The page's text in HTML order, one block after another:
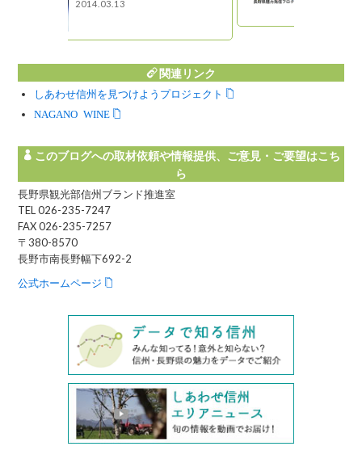
関連リンク
しあわせ信州を見つけようプロジェクト
NAGANO WINE
このブログへの取材依頼や情報提供、ご意見・ご要望はこち
ら
長野県観光部信州ブランド推進室
TEL 026-235-7247
FAX 026-235-7257
〒380-8570
長野市南長野幅下692-2
公式ホームページ